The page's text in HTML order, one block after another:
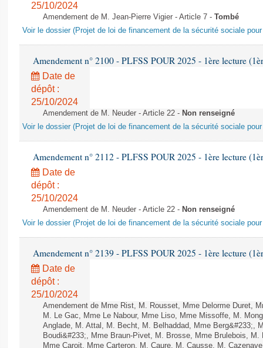
25/10/2024
Amendement de M. Jean-Pierre Vigier - Article 7 - Tombé
Voir le dossier (Projet de loi de financement de la sécurité sociale pour
Amendement n° 2100 - PLFSS POUR 2025 - 1ère lecture
Date de
dépôt :
25/10/2024
Amendement de M. Neuder - Article 22 - Non renseigné
Voir le dossier (Projet de loi de financement de la sécurité sociale pour
Amendement n° 2112 - PLFSS POUR 2025 - 1ère lecture
Date de
dépôt :
25/10/2024
Amendement de M. Neuder - Article 22 - Non renseigné
Voir le dossier (Projet de loi de financement de la sécurité sociale pour
Amendement n° 2139 - PLFSS POUR 2025 - 1ère lecture
Date de
dépôt :
25/10/2024
Amendement de Mme Rist, M. Rousset, Mme Delorme Duret,
M. Le Gac, Mme Le Nabour, Mme Liso, Mme Missoffe, M.
Anglade, M. Attal, M. Becht, M. Belhaddad, Mme Berg&#233;,
Boudi&#233;, Mme Braun-Pivet, M. Brosse, Mme Brulebois,
Mme Caroit, Mme Carteron, M. Caure, M. Causse, M.